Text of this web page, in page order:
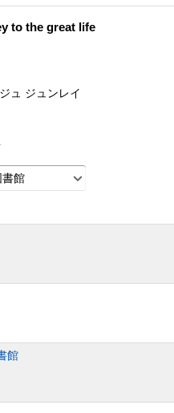
to the great life
ュ ジュンレイ
書館
館